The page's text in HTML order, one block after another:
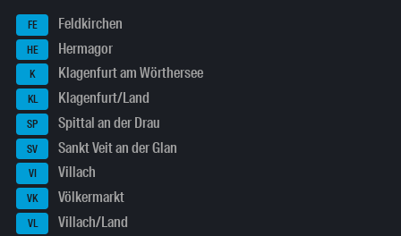
FE Feldkirchen
HE Hermagor
K Klagenfurt am Wörthersee
KL Klagenfurt/Land
SP Spittal an der Drau
SV Sankt Veit an der Glan
VI Villach
VK Völkermarkt
VL Villach/Land